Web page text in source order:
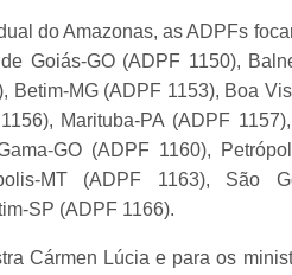
do Amazonas, as ADPFs
Goiás-GO (ADPF 1150),
Betim-MG (ADPF 1153), Boa
Marituba-PA (ADPF
GO (ADPF 1160),
MT (ADPF 1163), São
SP (ADPF 1166).
Cármen Lúcia e para os